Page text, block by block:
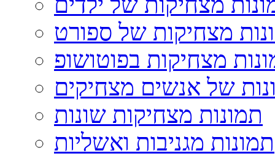
מצחיקות של ספורט
מצחיקות בפוטושופ
של אנשים מצחיקים
תמונות מצחיקות שונות
תמונות מגניבות ואשליות